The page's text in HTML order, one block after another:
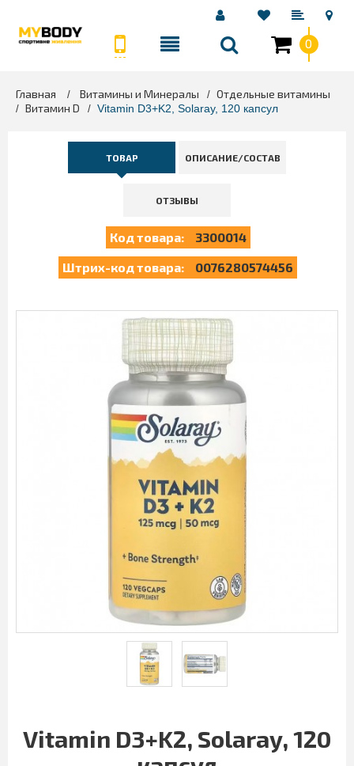
0
Главная > Витамины и Минералы > Отдельные витамины
> Витамин D > Vitamin D3+K2, Solaray, 120 капсул
ТОВАР ОПИСАНИЕ/СОСТАВ
ОТЗЫВЫ
Код товара:
3300014
Штрих-код товара:
0076280574456
Vitamin D3+K2, Solaray, 120